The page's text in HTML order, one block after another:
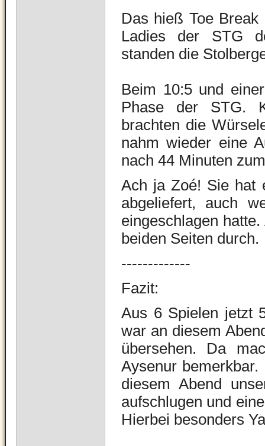
Das hieß Toe
Ladies der STG
standen die
Beim 10:5 und
Phase der STG.
brachten die
nahm wieder eine
nach 44 Minuten
Ach ja Zoé! Sie hat
abgeliefert, auch
eingeschlagen
beiden Seiten durch.
-------------
Fazit:
Aus 6 Spielen jetzt
war an diesem
übersehen. Da
Aysenur
diesem Abend
aufschlugen und
Hierbei besonders